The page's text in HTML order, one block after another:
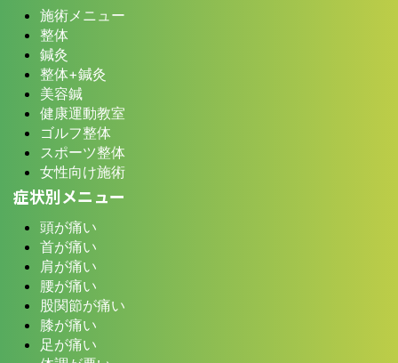
施術メニュー
整体
鍼灸
整体+鍼灸
美容鍼
健康運動教室
ゴルフ整体
スポーツ整体
女性向け施術
症状別メニュー
頭が痛い
首が痛い
肩が痛い
腰が痛い
股関節が痛い
膝が痛い
足が痛い